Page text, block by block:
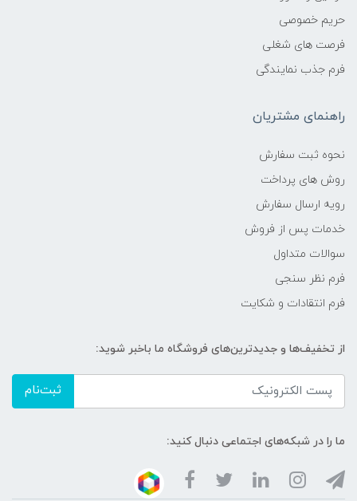
حریم خصوصی
فرصت های شغلی
فرم جذب نمایندگی
راهنمای مشتریان
نحوه ثبت سفارش
روش های پرداخت
رویه ارسال سفارش
خدمات پس از فروش
سوالات متداول
فرم نظر سنجی
فرم انتقادات و شکایت
از تخفیف‌ها و جدیدترین‌های فروشگاه ما باخبر شوید:
ثبت‌نام
ما را در شبکه‌های اجتماعی دنبال کنید: